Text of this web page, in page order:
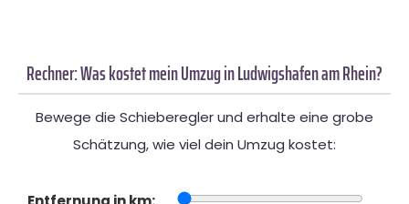
Rechner: Was kostet mein Umzug in Ludwigshafen am Rhein?
Bewege die Schieberegler und erhalte eine grobe
Schätzung, wie viel dein Umzug kostet: